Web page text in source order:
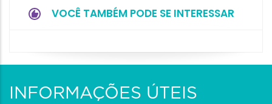
VOCÊ TAMBÉM PODE SE INTERESSAR
INFORMAÇÕES ÚTEIS